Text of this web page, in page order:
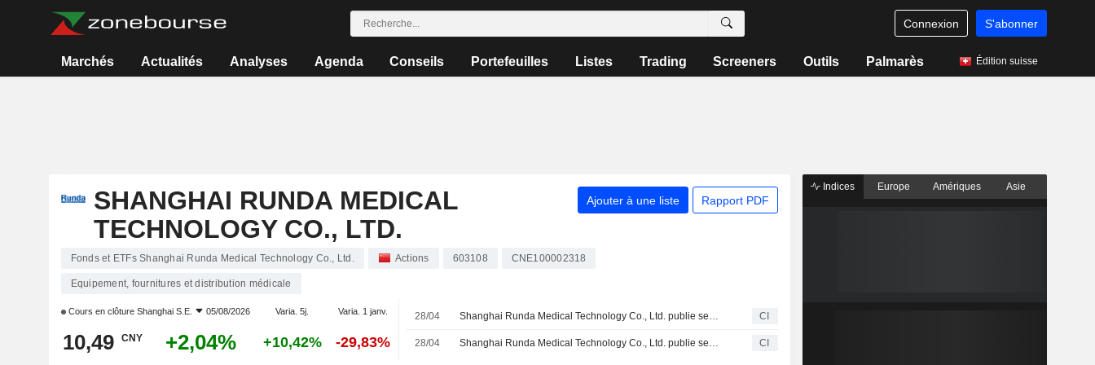
Connexion S'abonner
Marchés Actualités Analyses Agenda Conseils Portefeuilles Listes Trading Screeners Outils Palmarès Édition suisse
SHANGHAI RUNDA MEDICAL
TECHNOLOGY CO., LTD.
Ajouter à une liste Rapport PDF
Fonds et ETFs Shanghai Runda Medical Technology Co., Ltd. Actions 603108 CNE100002318
Equipement, fournitures et distribution médicale
Cours en clôture Shanghai S.E. 05/08/2026 Varia. 5j. Varia. 1 janv.
10,49 CNY +2,04% +10,42% -29,83%
28/04 Shanghai Runda Medical Technology Co., Ltd. publie ses résultats pour le premier trimestre clos le 31 mars 2026 CI
28/04 Shanghai Runda Medical Technology Co., Ltd. publie ses résultats pour l'exercice clos le 31 décembre 2025 CI
Indices Europe Amériques Asie